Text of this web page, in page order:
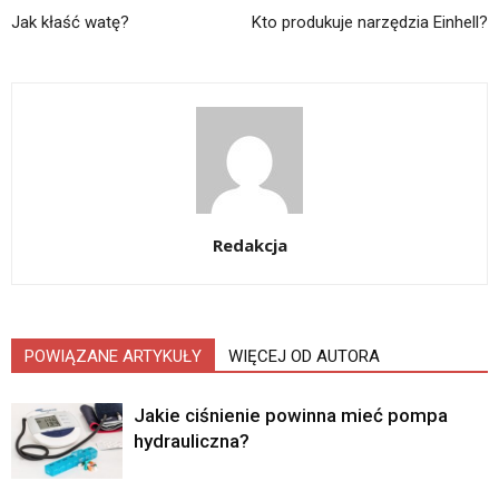
Jak kłaść watę? Kto produkuje narzędzia Einhell?
Redakcja
POWIĄZANE ARTYKUŁY WIĘCEJ OD AUTORA
Jakie ciśnienie powinna mieć pompa
hydrauliczna?